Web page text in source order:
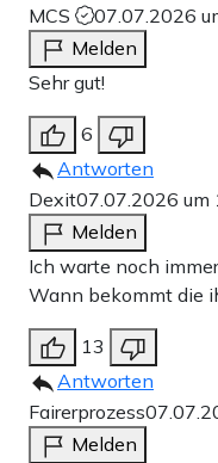
MCS 07.07.2026
Melden
Sehr gut!
6
Antworten
Dexit07.07.2026 um
Melden
Ich warte noch
Wann bekommt die
13
Antworten
Fairerprozess
Melden